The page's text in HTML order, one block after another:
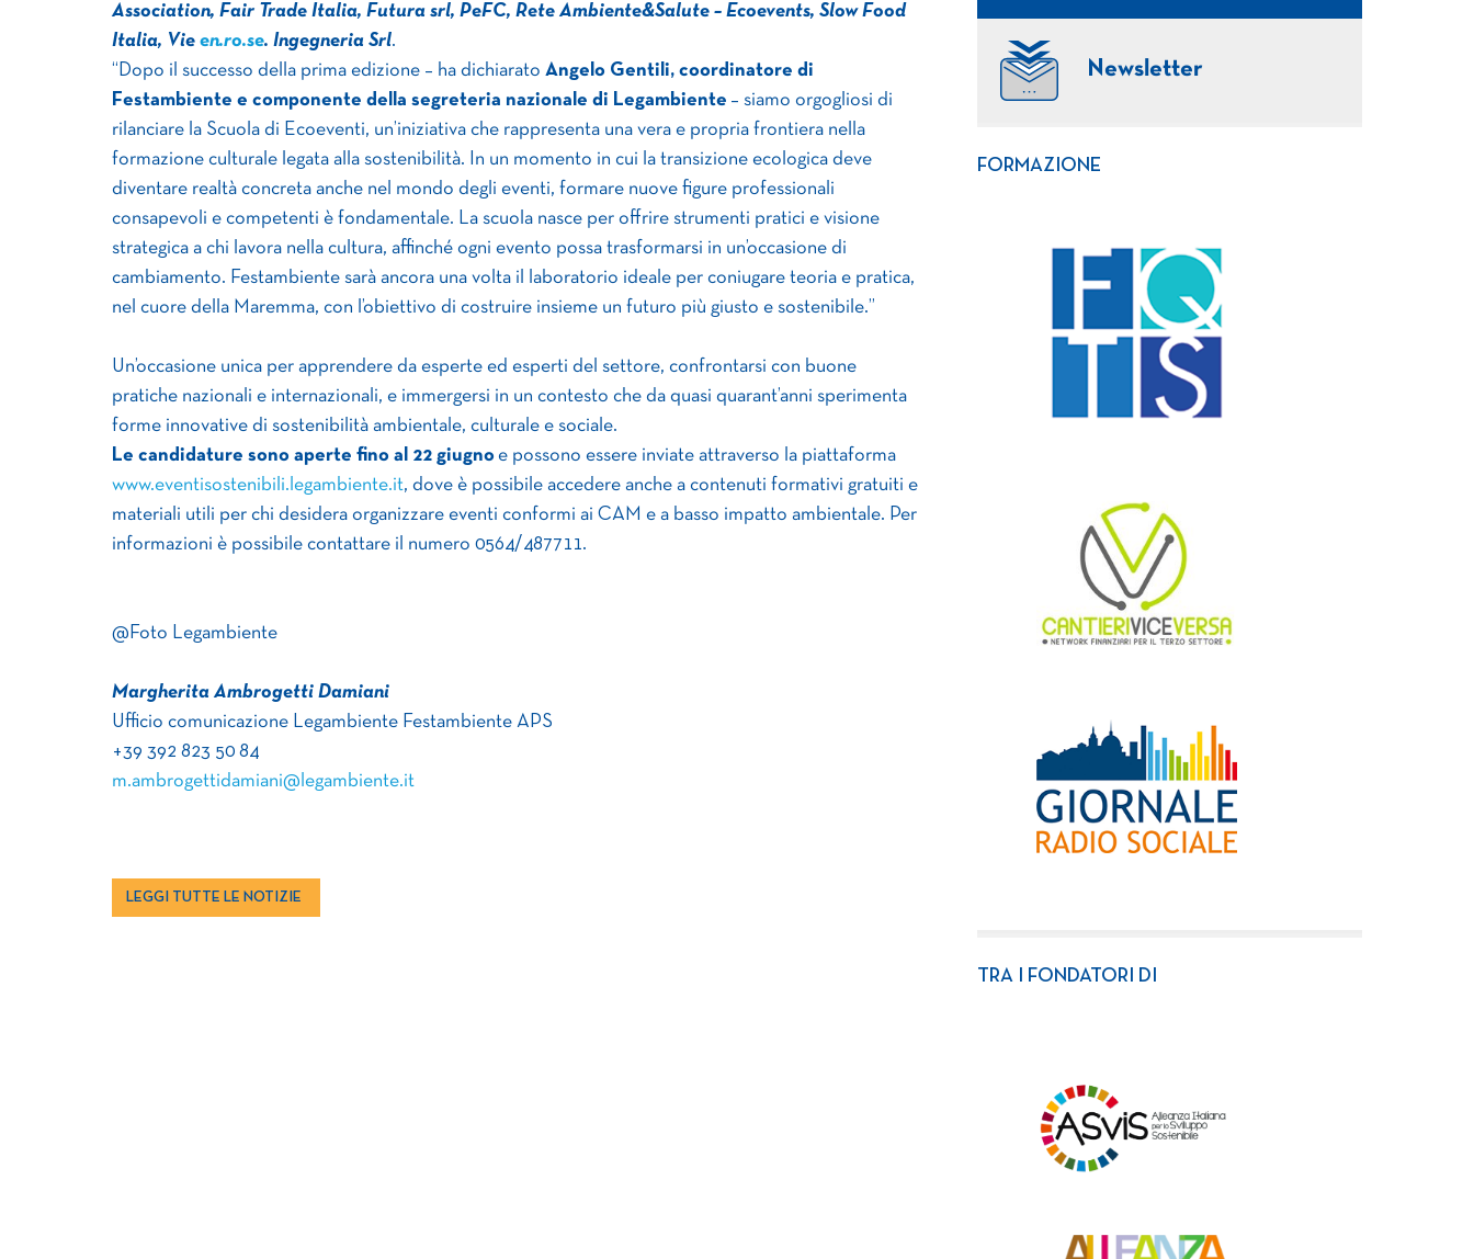
Association, Fair Trade Italia, Futura srl, PeFC, Rete Ambiente&Salute – Ecoevents, Slow Food
Italia, Vie en.ro.se. Ingegneria Srl.
“Dopo il successo della prima edizione – ha dichiarato Angelo Gentili, coordinatore di
Festambiente e componente della segreteria nazionale di Legambiente – siamo orgogliosi di
rilanciare la Scuola di Ecoeventi, un’iniziativa che rappresenta una vera e propria frontiera nella
formazione culturale legata alla sostenibilità. In un momento in cui la transizione ecologica deve
diventare realtà concreta anche nel mondo degli eventi, formare nuove figure professionali
consapevoli e competenti è fondamentale. La scuola nasce per offrire strumenti pratici e visione
strategica a chi lavora nella cultura, affinché ogni evento possa trasformarsi in un’occasione di
cambiamento. Festambiente sarà ancora una volta il laboratorio ideale per coniugare teoria e pratica,
nel cuore della Maremma, con l’obiettivo di costruire insieme un futuro più giusto e sostenibile.”
Un’occasione unica per apprendere da esperte ed esperti del settore, confrontarsi con buone
pratiche nazionali e internazionali, e immergersi in un contesto che da quasi quarant’anni sperimenta
forme innovative di sostenibilità ambientale, culturale e sociale.
Le candidature sono aperte fino al 22 giugno e possono essere inviate attraverso la piattaforma
www.eventisostenibili.legambiente.it, dove è possibile accedere anche a contenuti formativi gratuiti e
materiali utili per chi desidera organizzare eventi conformi ai CAM e a basso impatto ambientale. Per
informazioni è possibile contattare il numero 0564/487711.
@Foto Legambiente
Margherita Ambrogetti Damiani
Ufficio comunicazione Legambiente Festambiente APS
+39 392 823 50 84
m.ambrogettidamiani@legambiente.it
LEGGI TUTTE LE NOTIZIE
Newsletter
FORMAZIONE
TRA I FONDATORI DI